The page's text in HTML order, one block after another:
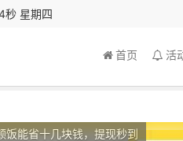
星期四
首页 活
饭能省十几块钱，提现秒到